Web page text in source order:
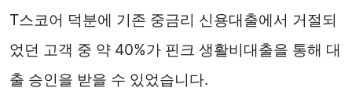
T스코어 덕분에 기존 중금리 신용대출에서 거절되
었던 고객 중 약 40%가 핀크 생활비대출을 통해 대
출 승인을 받을 수 있었습니다.